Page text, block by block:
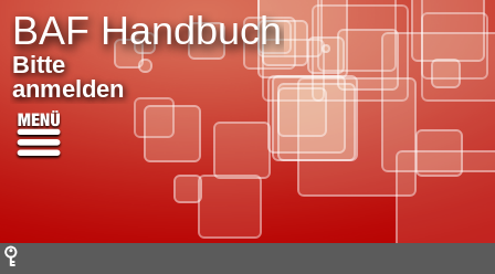
BAF Handbuch
Bitte
anmelden